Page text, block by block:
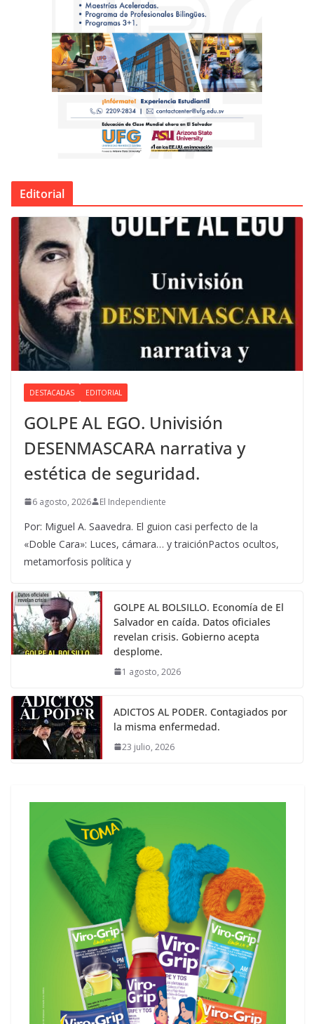
Editorial
DESTACADAS EDITORIAL
GOLPE AL EGO. Univisión
DESENMASCARA narrativa y
estética de seguridad.
6 agosto, 2026 El Independiente
Por: Miguel A. Saavedra. El guion casi perfecto de la
«Doble Cara»: Luces, cámara… y traiciónPactos ocultos,
metamorfosis política y
GOLPE AL BOLSILLO. Economía de El
Salvador en caída. Datos oficiales
revelan crisis. Gobierno acepta
desplome.
1 agosto, 2026
ADICTOS AL PODER. Contagiados por
la misma enfermedad.
23 julio, 2026